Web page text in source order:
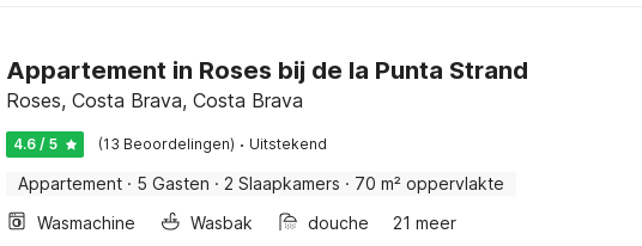
Appartement in Roses bij de la Punta Strand
Roses, Costa Brava, Costa Brava
4.6 / 5 (13 Beoordelingen) · Uitstekend
Appartement · 5 Gasten · 2 Slaapkamers · 70 m² oppervlakte
Wasmachine
Wasbak douche 21 meer